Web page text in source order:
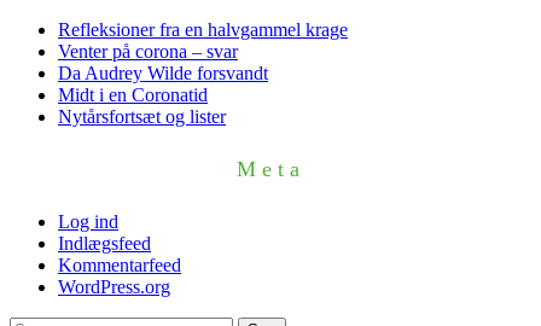
Refleksioner fra en halvgammel krage
Venter på corona – svar
Da Audrey Wilde forsvandt
Midt i en Coronatid
Nytårsfortsæt og lister
Meta
Log ind
Indlægsfeed
Kommentarfeed
WordPress.org